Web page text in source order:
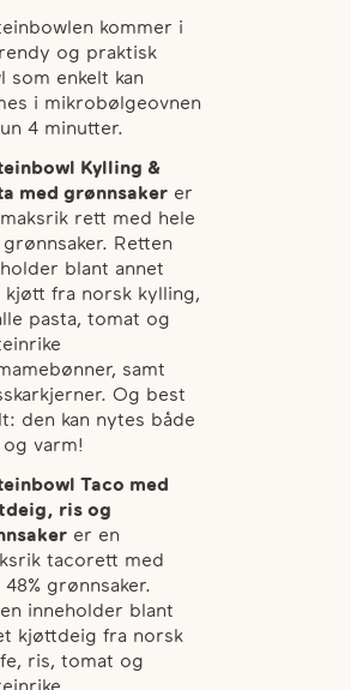
kommer i
og praktisk
som enkelt kan
i mikrobølgeovnen
4 minutter.
Kylling &
med grønnsaker er
rett med hele
grønnsaker. Retten
blant annet
kjøtt fra norsk kylling,
pasta, tomat og
samt
Og best
den kan nytes både
og varm!
Taco med
ris og
er en
tacorett med
48% grønnsaker.
inneholder blant
kjøttdeig fra norsk
ris, tomat og